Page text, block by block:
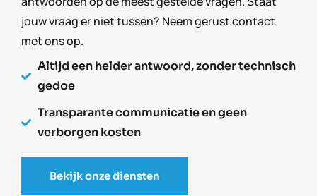
jouw vraag er niet tussen? Neem gerust contact
met ons op.
Altijd een helder antwoord, zonder technisch
gedoe
Transparante communicatie en geen
verborgen kosten
Bekijk onze diensten